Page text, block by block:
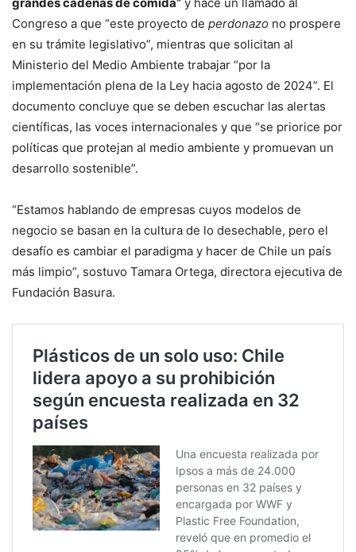
Congreso a que “este proyecto de perdonazo no prospere
en su trámite legislativo”, mientras que solicitan al
Ministerio del Medio Ambiente trabajar “por la
implementación plena de la Ley hacia agosto de 2024”. El
documento concluye que se deben escuchar las alertas
científicas, las voces internacionales y que “se priorice por
políticas que protejan al medio ambiente y promuevan un
desarrollo sostenible”.
“Estamos hablando de empresas cuyos modelos de
negocio se basan en la cultura de lo desechable, pero el
desafío es cambiar el paradigma y hacer de Chile un país
más limpio”, sostuvo Tamara Ortega, directora ejecutiva de
Fundación Basura.